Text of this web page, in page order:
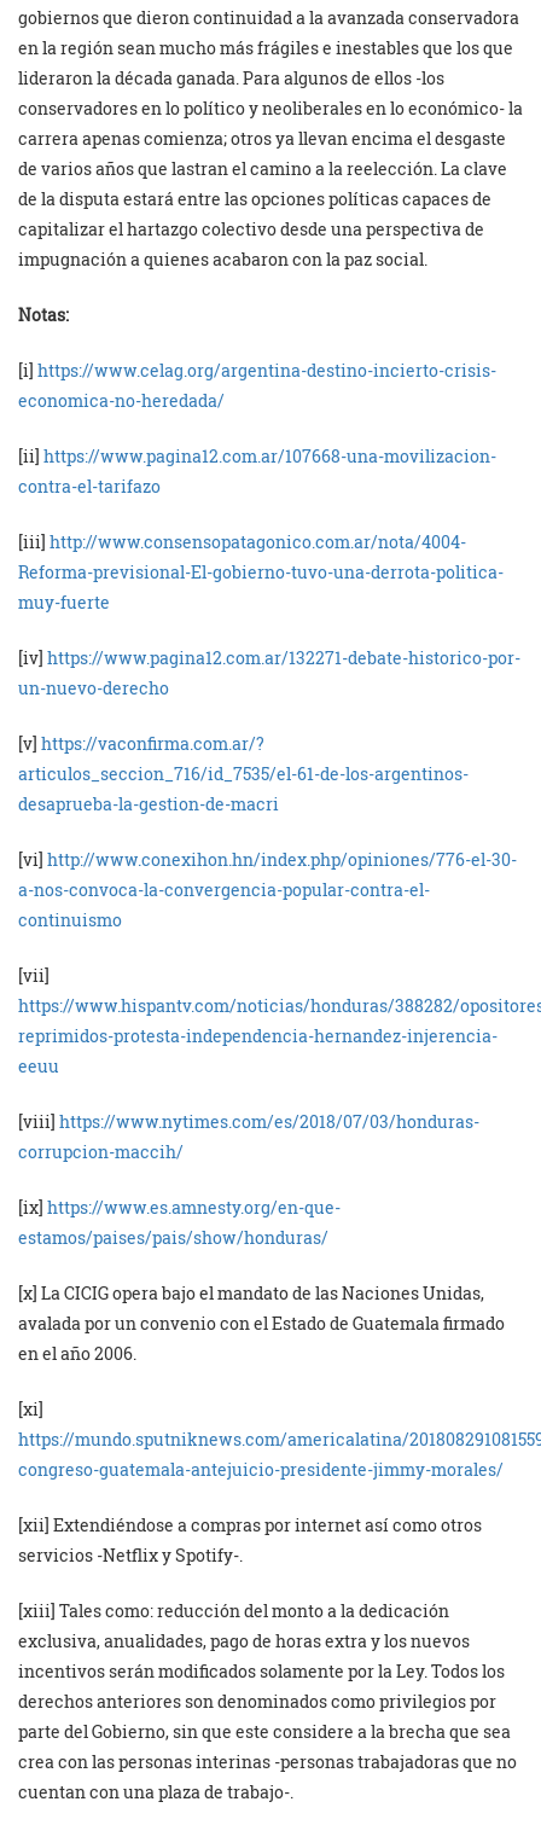
gobiernos que dieron continuidad a la avanzada conservadora
en la región sean mucho más frágiles e inestables que los que
lideraron la década ganada. Para algunos de ellos -los
conservadores en lo político y neoliberales en lo económico- la
carrera apenas comienza; otros ya llevan encima el desgaste
de varios años que lastran el camino a la reelección. La clave
de la disputa estará entre las opciones políticas capaces de
capitalizar el hartazgo colectivo desde una perspectiva de
impugnación a quienes acabaron con la paz social.
Notas:
[i] https://www.celag.org/argentina-destino-incierto-crisis-
economica-no-heredada/
[ii] https://www.pagina12.com.ar/107668-una-movilizacion-
contra-el-tarifazo
[iii] http://www.consensopatagonico.com.ar/nota/4004-
Reforma-previsional-El-gobierno-tuvo-una-derrota-politica-
muy-fuerte
[iv] https://www.pagina12.com.ar/132271-debate-historico-por-
un-nuevo-derecho
[v] https://vaconfirma.com.ar/?
articulos_seccion_716/id_7535/el-61-de-los-argentinos-
desaprueba-la-gestion-de-macri
[vi] http://www.conexihon.hn/index.php/opiniones/776-el-30-
a-nos-convoca-la-convergencia-popular-contra-el-
continuismo
[vii]
https://www.hispantv.com/noticias/honduras/388282/
reprimidos-protesta-independencia-hernandez-injerencia-
eeuu
[viii] https://www.nytimes.com/es/2018/07/03/honduras-
corrupcion-maccih/
[ix] https://www.es.amnesty.org/en-que-
estamos/paises/pais/show/honduras/
[x] La CICIG opera bajo el mandato de las Naciones Unidas,
avalada por un convenio con el Estado de Guatemala firmado
en el año 2006.
[xi]
https://mundo.sputniknews.com/americalatina/
congreso-guatemala-antejuicio-presidente-jimmy-morales/
[xii] Extendiéndose a compras por internet así como otros
servicios -Netflix y Spotify-.
[xiii] Tales como: reducción del monto a la dedicación
exclusiva, anualidades, pago de horas extra y los nuevos
incentivos serán modificados solamente por la Ley. Todos los
derechos anteriores son denominados como privilegios por
parte del Gobierno, sin que este considere a la brecha que sea
crea con las personas interinas -personas trabajadoras que no
cuentan con una plaza de trabajo-.